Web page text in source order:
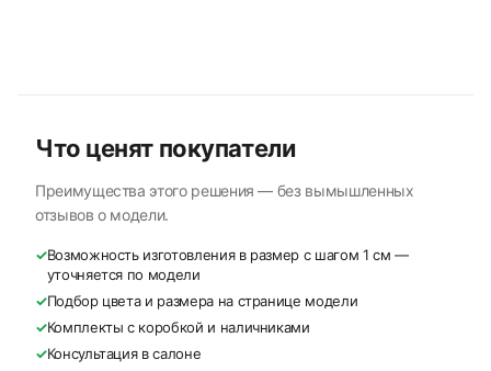
Что ценят покупатели
Преимущества этого решения — без вымышленных
отзывов о модели.
✓Возможность изготовления в размер с шагом 1 см —
уточняется по модели
✓Подбор цвета и размера на странице модели
✓Комплекты с коробкой и наличниками
✓Консультация в салоне